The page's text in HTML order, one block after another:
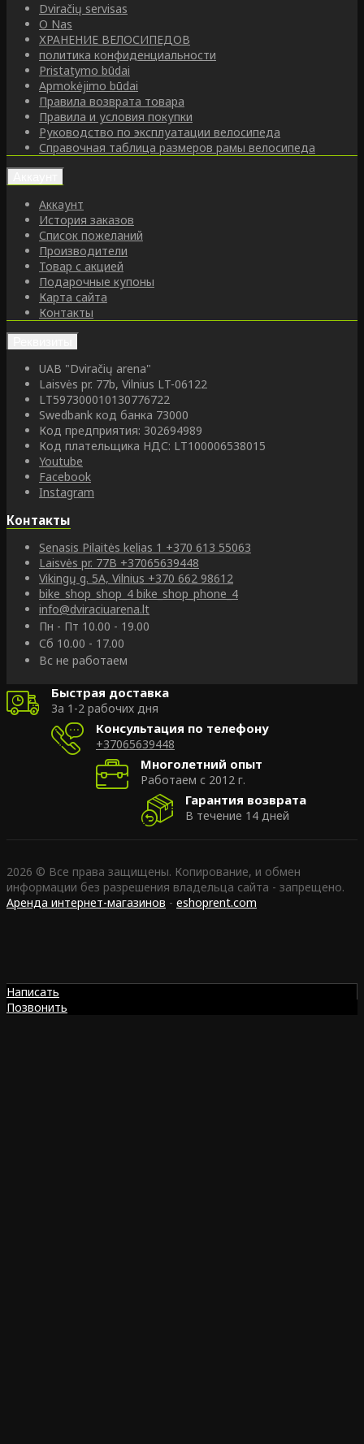
Dviračių servisas
O Nas
ХРАНЕНИЕ ВЕЛОСИПЕДОВ
политика конфиденциальности
Pristatymo būdai
Apmokėjimo būdai
Правила возврата товара
Правила и условия покупки
Руководство по эксплуатации велосипеда
Справочная таблица размеров рамы велосипеда
Аккаунт
История заказов
Список пожеланий
Производители
Товар с акцией
Подарочные купоны
Карта сайта
Контакты
UAB "Dviračių arena"
Laisvės pr. 77b, Vilnius LT-06122
LT597300010130776722
Swedbank код банка 73000
Код предприятия: 302694989
Код плательщика НДС: LT100006538015
Youtube
Facebook
Instagram
Контакты
Senasis Pilaitės kelias 1 +370 613 55063
Laisvės pr. 77B +37065639448
Vikingų g. 5A, Vilnius +370 662 98612
bike_shop_shop_4 bike_shop_phone_4
info@dviraciuarena.lt
Пн - Пт 10.00 - 19.00
Сб 10.00 - 17.00
Вс не работаем
Быстрая доставка
За 1-2 рабочих дня
Консультация по телефону
+37065639448
Многолетний опыт
Работаем с 2012 г.
Гарантия возврата
В течение 14 дней
2026 © Все права защищены. Копирование, и обмен
информации без разрешения владельца сайта - запрещено.
Аренда интернет-магазинов - eshoprent.com
Написать
Позвонить